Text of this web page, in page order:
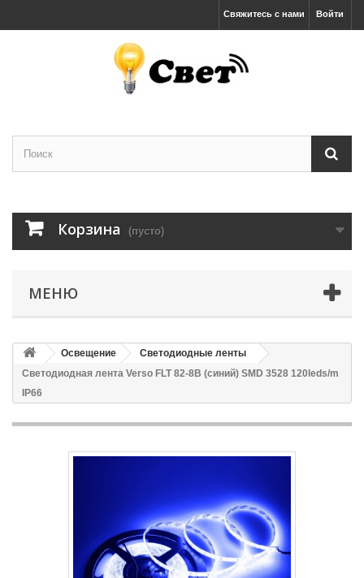
Войти
Свяжитесь с нами
Корзина (пусто)
МЕНЮ
Освещение
Светодиодные ленты
Светодиодная лента Verso FLT 82-8B (синий) SMD 3528 120leds/m
IP66